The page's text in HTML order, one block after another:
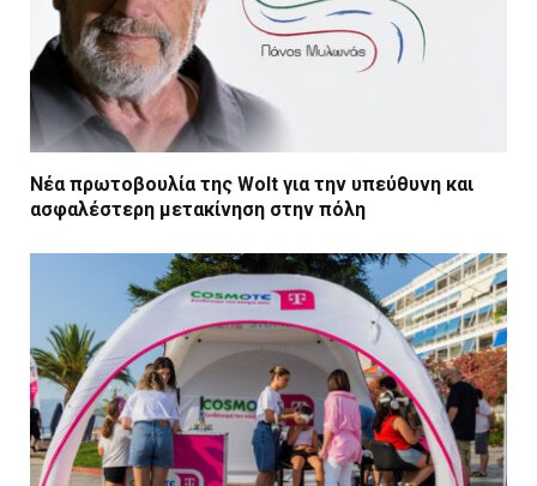
Νέα πρωτοβουλία της Wolt για την υπεύθυνη και
ασφαλέστερη μετακίνηση στην πόλη